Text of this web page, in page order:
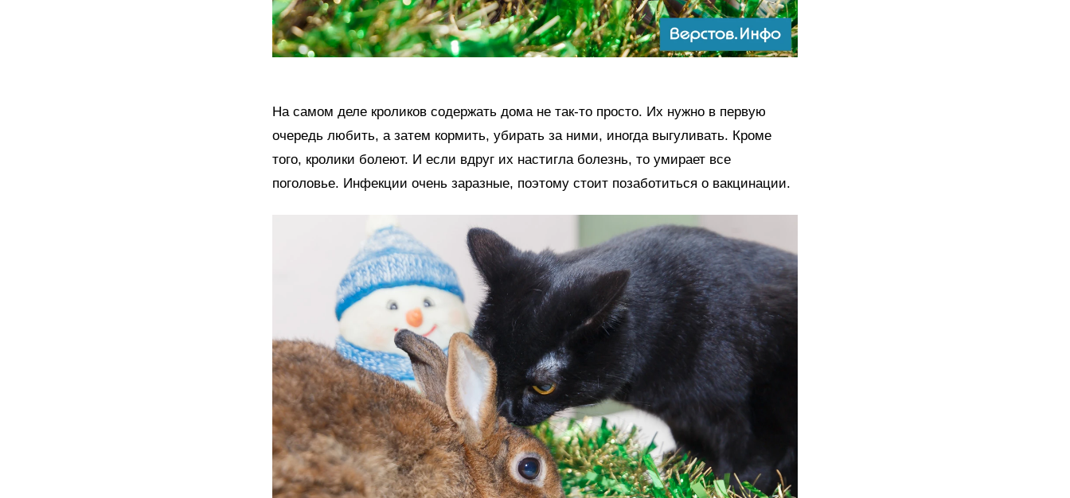
На самом деле кроликов содержать дома не так-то просто. Их нужно в первую
очередь любить, а затем кормить, убирать за ними, иногда выгуливать. Кроме
того, кролики болеют. И если вдруг их настигла болезнь, то умирает все
поголовье. Инфекции очень заразные, поэтому стоит позаботиться о вакцинации.